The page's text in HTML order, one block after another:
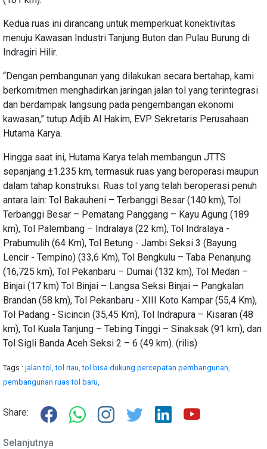
Kedua ruas ini dirancang untuk memperkuat konektivitas
menuju Kawasan Industri Tanjung Buton dan Pulau Burung di
Indragiri Hilir.
“Dengan pembangunan yang dilakukan secara bertahap, kami
berkomitmen menghadirkan jaringan jalan tol yang terintegrasi
dan berdampak langsung pada pengembangan ekonomi
kawasan,” tutup Adjib Al Hakim, EVP Sekretaris Perusahaan
Hutama Karya.
Hingga saat ini, Hutama Karya telah membangun JTTS
sepanjang ±1.235 km, termasuk ruas yang beroperasi maupun
dalam tahap konstruksi. Ruas tol yang telah beroperasi penuh
antara lain: Tol Bakauheni – Terbanggi Besar (140 km), Tol
Terbanggi Besar – Pematang Panggang – Kayu Agung (189
km), Tol Palembang – Indralaya (22 km), Tol Indralaya -
Prabumulih (64 Km), Tol Betung - Jambi Seksi 3 (Bayung
Lencir - Tempino) (33,6 Km), Tol Bengkulu – Taba Penanjung
(16,725 km), Tol Pekanbaru – Dumai (132 km), Tol Medan –
Binjai (17 km) Tol Binjai – Langsa Seksi Binjai – Pangkalan
Brandan (58 km), Tol Pekanbaru - XIII Koto Kampar (55,4 Km),
Tol Padang - Sicincin (35,45 Km), Tol Indrapura – Kisaran (48
km), Tol Kuala Tanjung – Tebing Tinggi – Sinaksak (91 km), dan
Tol Sigli Banda Aceh Seksi 2 – 6 (49 km). (rilis)
Tags : jalan tol,tol riau,tol bisa dukung percepatan pembangunan,
pembangunan ruas tol baru,
Share:
Selanjutnya